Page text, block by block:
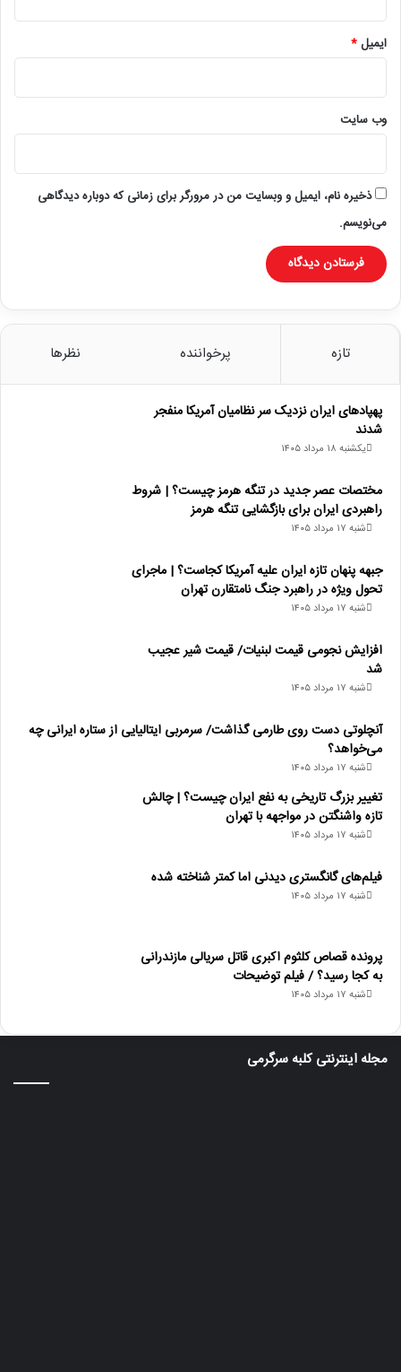
ایمیل*
وب‌ سایت
ذخیره نام، ایمیل و وبسایت من در مرورگر برای زمانی که دوباره دیدگاهی
می‌نویسم.
تازه پرخواننده نظرها
پهپادهای ایران نزدیک سر نظامیان آمریکا منفجر
شدند
یکشنبه ۱۸ مرداد ۱۴۰۵
مختصات عصر جدید در تنگه هرمز چیست؟ | شروط
راهبردی ایران برای بازگشایی تنگه هرمز
شنبه ۱۷ مرداد ۱۴۰۵
جبهه پنهان تازه ایران علیه آمریکا کجاست؟ | ماجرای
تحول ویژه در راهبرد جنگ نامتقارن تهران
شنبه ۱۷ مرداد ۱۴۰۵
افزایش نجومی قیمت لبنیات/ قیمت شیر عجیب
شد
شنبه ۱۷ مرداد ۱۴۰۵
آنچلوتی دست روی طارمی گذاشت/ سرمربی ایتالیایی از ستاره ایرانی چه
می‌خواهد؟
شنبه ۱۷ مرداد ۱۴۰۵
تغییر بزرگ تاریخی به نفع ایران چیست؟ | چالش
تازه واشنگتن در مواجهه با تهران
شنبه ۱۷ مرداد ۱۴۰۵
فیلم‌های گانگستری دیدنی اما کمتر شناخته شده
شنبه ۱۷ مرداد ۱۴۰۵
پرونده قصاص کلثوم اکبری قاتل سریالی مازندرانی
به کجا رسید؟ / فیلم توضیحات
شنبه ۱۷ مرداد ۱۴۰۵
مجله اینترنتی کلبه سرگرمی